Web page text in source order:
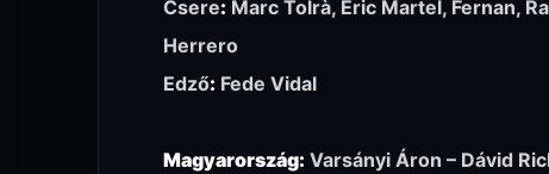
Csere: Marc Tolrà, Eric Martel, Fernan,
Herrero
Edző: Fede Vidal
Magyarország: Varsányi Áron – Dávid